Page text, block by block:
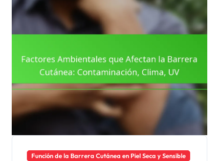
Función de la Barrera Cutánea en Piel Seca y Sensible